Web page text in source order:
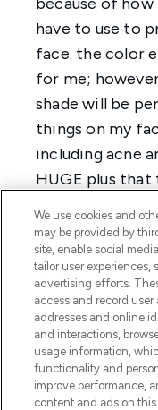
We use cookies and
may be provided by
site, enable social
tailor user experiences,
advertising efforts.
access and record
addresses and online
and interactions,
usage information,
functionality and
improve performance,
content and ads on